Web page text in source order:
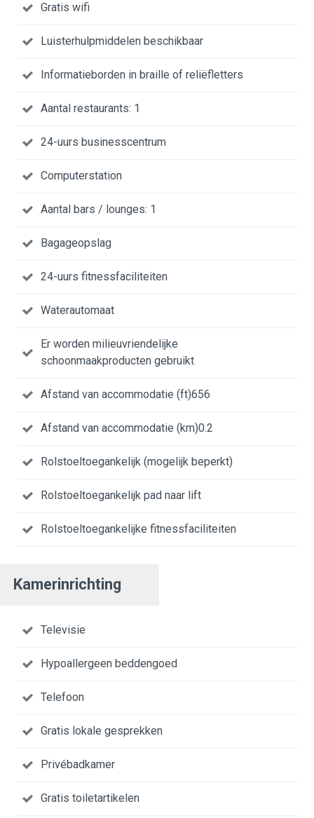
Gratis wifi
Luisterhulpmiddelen beschikbaar
Informatieborden in braille of reliëfletters
Aantal restaurants: 1
24-uurs businesscentrum
Computerstation
Aantal bars / lounges: 1
Bagageopslag
24-uurs fitnessfaciliteiten
Waterautomaat
Er worden milieuvriendelijke
schoonmaakproducten gebruikt
Afstand van accommodatie (ft)656
Afstand van accommodatie (km)0.2
Rolstoeltoegankelijk (mogelijk beperkt)
Rolstoeltoegankelijk pad naar lift
Rolstoeltoegankelijke fitnessfaciliteiten
Kamerinrichting
Televisie
Hypoallergeen beddengoed
Telefoon
Gratis lokale gesprekken
Privébadkamer
Gratis toiletartikelen